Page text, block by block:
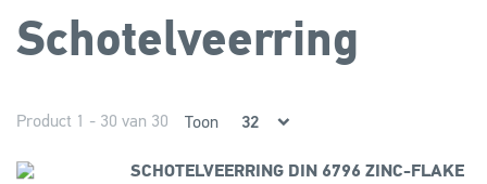
Schotelveerring
Product 1 - 30 van 30 Toon
SCHOTELVEERRING DIN 6796 ZINC-FLAKE